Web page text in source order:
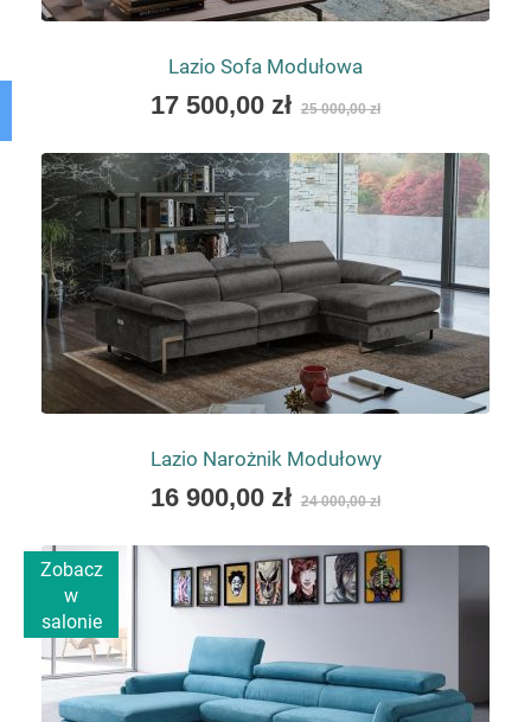
Lazio Sofa Modułowa
As
as
17 500,00 zł 25 000,00 zł
Lazio Narożnik Modułowy
As
as
16 900,00 zł 24 000,00 zł
Zobacz
w
salonie